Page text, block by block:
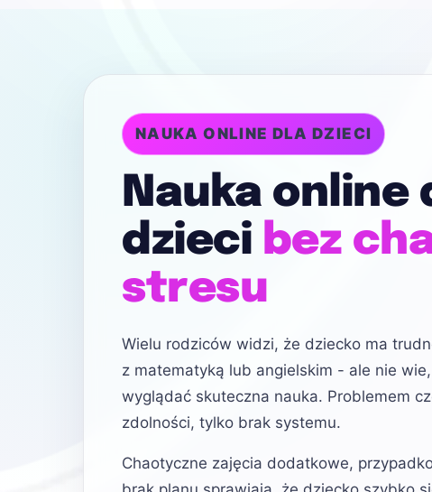
NAUKA ONLINE DLA DZIECI
Nauka online
dzieci bez
stresu
Wielu rodziców widzi, że dziecko ma
z matematyką lub angielskim - ale nie
wyglądać skuteczna nauka. Problemem
zdolności, tylko brak systemu.
Chaotyczne zajęcia dodatkowe,